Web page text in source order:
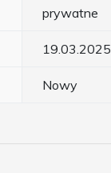
prywatne
19.03.2025
Nowy